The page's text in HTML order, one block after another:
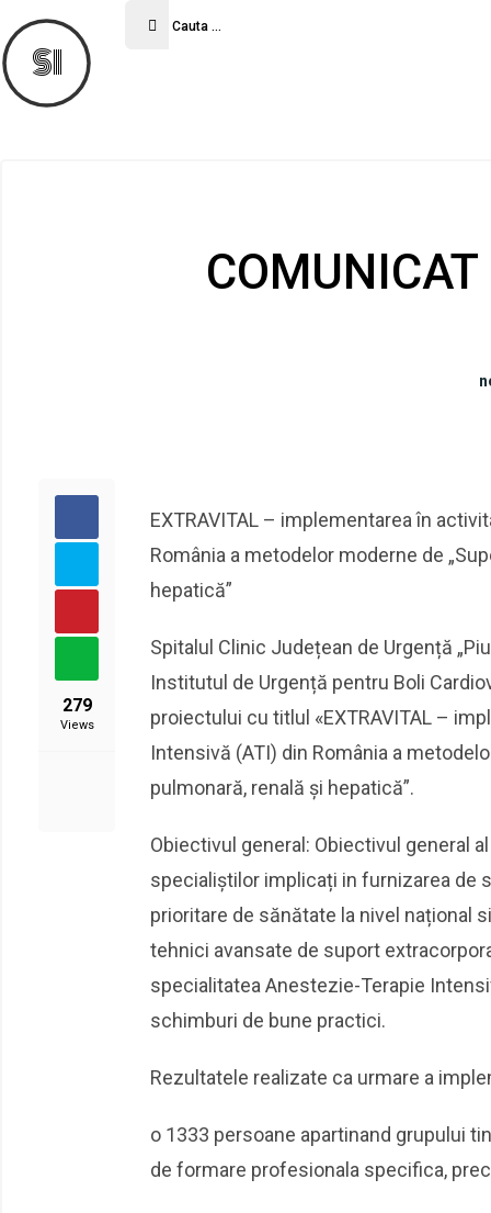
SI
279
Views
EXTRAVITAL – implementarea în
România a metodelor moderne de
hepatică”
Spitalul Clinic Județean de Urgență
Institutul de Urgență pentru Boli
proiectului cu titlul «EXTRAVITAL –
Intensivă (ATI) din România a
pulmonară, renală și hepatică”.
Obiectivul general: Obiectivul general
specialiștilor implicați in furnizarea de
prioritare de sănătate la nivel național
tehnici avansate de suport
specialitatea Anestezie-Terapie
schimburi de bune practici.
Rezultatele realizate ca urmare a
o 1333 persoane apartinand grupului
de formare profesionala specifica,